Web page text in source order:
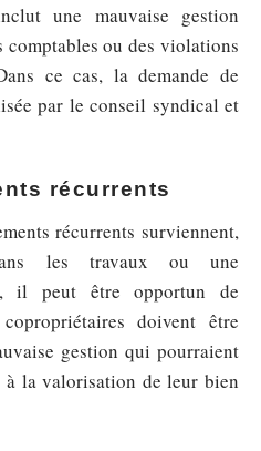
une mauvaise gestion
ou des violations
ce cas, la demande de
par le conseil syndical et
récurrents
récurrents surviennent,
les travaux ou une
il peut être opportun de
doivent être
gestion qui pourraient
la valorisation de leur bien